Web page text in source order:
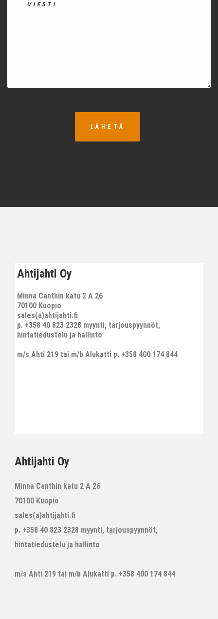
LÄHETÄ
Ahtijahti Oy
Minna Canthin katu 2 A 26
70100 Kuopio
sales(a)ahtijahti.fi
p. +358 40 823 2328 myynti, tarjouspyynnöt,
hintatiedustelu ja hallinto
m/s Ahti 219 tai m/b Alukatti p. +358 400 174 844
Ahtijahti Oy
Minna Canthin katu 2 A 26
70100 Kuopio
sales(a)ahtijahti.fi
p. +358 40 823 2328 myynti, tarjouspyynnöt,
hintatiedustelu ja hallinto
m/s Ahti 219 tai m/b Alukatti p. +358 400 174 844